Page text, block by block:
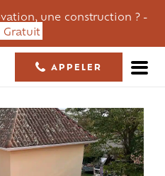
une construction ? -
Gratuit
05 61 36 23 68
APPELER